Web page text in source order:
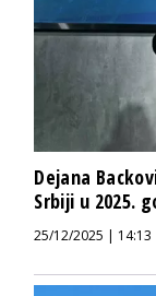
Dejana
Srbiji u 2025.
25/12/2025 | 14:13